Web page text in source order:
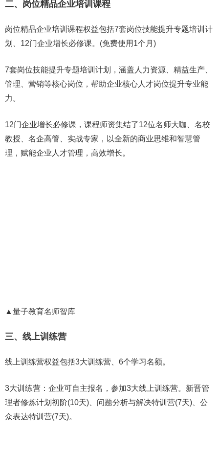
二、岗位精品企业培训课程
岗位精品企业培训课程权益包括7套岗位技能提升专题培训计
划、12门企业增长必修课。(免费使用1个月)
7套岗位技能提升专题培训计划，涵盖人力资源、精益生产、
管理、营销等核心岗位，帮助企业核心人才岗位提升专业能
力。
12门企业增长必修课，课程师资集结了12位名师大咖、名校
教授、名企高管、实战专家，以全新的商业思维和智慧管
理，赋能企业人才管理，高效增长。
▲量子教育名师智库
三、线上训练营
线上训练营权益包括3大训练营、6个学习名额。
3大训练营：企业可自主报名，参加3大线上训练营。新晋管
理者修炼计划初阶(10天)、问题分析与解决特训营(7天)、公
众表达特训营(7天)。